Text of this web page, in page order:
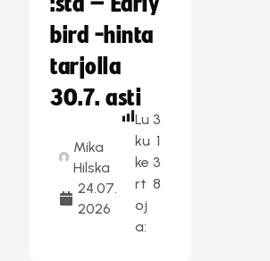
bird -hinta
tarjolla
30.7. asti
Mika
Hilska
24.07.
2026
Lu
ku
ke
rt
oj
a:
3
1
3
8